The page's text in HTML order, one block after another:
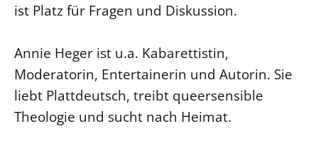
ist Platz für Fragen und Diskussion.
Annie Heger ist u.a. Kabarettistin,
Moderatorin, Entertainerin und Autorin. Sie
liebt Plattdeutsch, treibt queersensible
Theologie und sucht nach Heimat.